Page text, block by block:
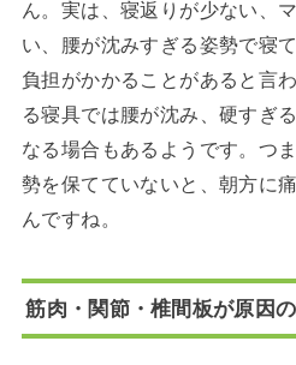
ん。実は、寝返りが少ない、
い、腰が沈みすぎる姿勢で寝
負担がかかることがあると言
る寝具では腰が沈み、硬すぎ
なる場合もあるようです。つ
勢を保てていないと、朝方に
んですね。
筋肉・関節・椎間板が原因